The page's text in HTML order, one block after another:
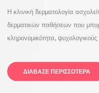
Η κλινική δερματολογία
δερματικών παθήσεων που
κληρονομικότητα,
ΔΙΑΒΑΣΕ ΠΕΡΙΣΣΟΤΕΡΑ